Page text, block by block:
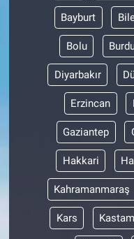
Bayburt
Bolu
Diyarbakır
Erzincan
Gaziantep
Hakkari
Kahramanmaraş
Kars